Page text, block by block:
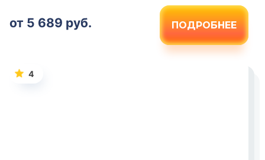
от 5 689 руб. ПОДРОБНЕЕ
4